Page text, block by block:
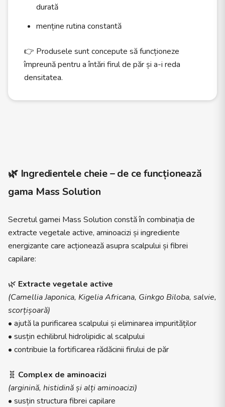
durată
menține rutina constantă
👉 Produsele sunt concepute să funcționeze
împreună pentru a întări firul de păr și a-i reda
densitatea.
🌿 Ingredientele cheie – de ce funcționează
gama Mass Solution
Secretul gamei Mass Solution constă în combinația de
extracte vegetale active, aminoacizi și ingrediente
energizante care acționează asupra scalpului și fibrei
capilare:
🌿 Extracte vegetale active
(Camellia Japonica, Kigelia Africana, Ginkgo Biloba, salvie,
scorțișoară)
• ajută la purificarea scalpului și eliminarea impurităților
• susțin echilibrul hidrolipidic al scalpului
• contribuie la fortificarea rădăcinii firului de păr
🧬 Complex de aminoacizi
(arginină, histidină și alți aminoacizi)
• susțin structura fibrei capilare